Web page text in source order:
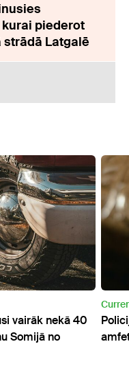
piederot
Latgalē
gandrīz kilogramu